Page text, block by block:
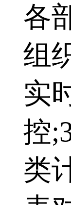
各
组
实
控
类